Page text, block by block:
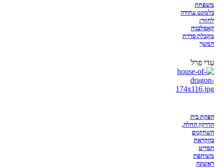
משפחת
בלמונט עתידה
לחזור:
קאסלבניה
מקבלת סדרת
המשך
עדי פרל
הפקת בית
הדרקון החלה,
השחקנים
בהקראת
תסריט
משותפת
ראשונה